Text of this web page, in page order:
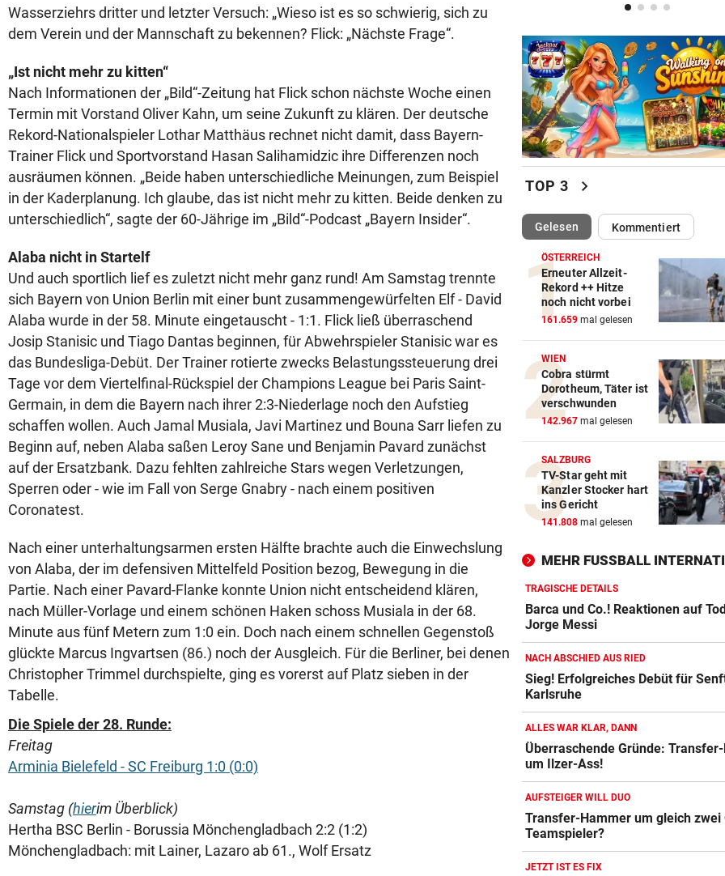
Wasserziehrs dritter und letzter Versuch: „Wieso ist es so schwierig, sich zu
dem Verein und der Mannschaft zu bekennen? Flick: „Nächste Frage“.
„Ist nicht mehr zu kitten“
Nach Informationen der „Bild“-Zeitung hat Flick schon nächste Woche einen
Termin mit Vorstand Oliver Kahn, um seine Zukunft zu klären. Der deutsche
Rekord-Nationalspieler Lothar Matthäus rechnet nicht damit, dass Bayern-
Trainer Flick und Sportvorstand Hasan Salihamidzic ihre Differenzen noch
ausräumen können. „Beide haben unterschiedliche Meinungen, zum Beispiel
in der Kaderplanung. Ich glaube, das ist nicht mehr zu kitten. Beide denken zu
unterschiedlich“, sagte der 60-Jährige im „Bild“-Podcast „Bayern Insider“.
Alaba nicht in Startelf
Und auch sportlich lief es zuletzt nicht mehr ganz rund! Am Samstag trennte
sich Bayern von Union Berlin mit einer bunt zusammengewürfelten Elf - David
Alaba wurde in der 58. Minute eingetauscht - 1:1. Flick ließ überraschend
Josip Stanisic und Tiago Dantas beginnen, für Abwehrspieler Stanisic war es
das Bundesliga-Debüt. Der Trainer rotierte zwecks Belastungssteuerung drei
Tage vor dem Viertelfinal-Rückspiel der Champions League bei Paris Saint-
Germain, in dem die Bayern nach ihrer 2:3-Niederlage noch den Aufstieg
schaffen wollen. Auch Jamal Musiala, Javi Martinez und Bouna Sarr liefen zu
Beginn auf, neben Alaba saßen Leroy Sane und Benjamin Pavard zunächst
auf der Ersatzbank. Dazu fehlten zahlreiche Stars wegen Verletzungen,
Sperren oder - wie im Fall von Serge Gnabry - nach einem positiven
Coronatest.
Nach einer unterhaltungsarmen ersten Hälfte brachte auch die Einwechslung
von Alaba, der im defensiven Mittelfeld Position bezog, Bewegung in die
Partie. Nach einer Pavard-Flanke konnte Union nicht entscheidend klären,
nach Müller-Vorlage und einem schönen Haken schoss Musiala in der 68.
Minute aus fünf Metern zum 1:0 ein. Doch nach einem schnellen Gegenstoß
glückte Marcus Ingvartsen (86.) noch der Ausgleich. Für die Berliner, bei denen
Christopher Trimmel durchspielte, ging es vorerst auf Platz sieben in der
Tabelle.
Die Spiele der 28. Runde:
Freitag
Arminia Bielefeld - SC Freiburg 1:0 (0:0)
Samstag (hierim Überblick)
Hertha BSC Berlin - Borussia Mönchengladbach 2:2 (1:2)
Mönchengladbach: mit Lainer, Lazaro ab 61., Wolf Ersatz
LIVE: Vienna Vikings treffen
Wroclav Panthers
TOP 3 chevron_right
Gelesen(ausgewählt)Kommentiert
ÖSTERREICH
Erneuter Allzeit-
Rekord ++ Hitze
noch nicht vorbei
161.659 mal gelesen
WIEN
Cobra stürmt
Dorotheum, Täter ist
verschwunden
142.967 mal gelesen
SALZBURG
TV-Star geht mit
Kanzler Stocker hart
ins Gericht
141.808 mal gelesen
MEHR FUSSBALL
TRAGISCHE DETAILS
Barca und Co.! Reaktionen auf
Jorge Messi
NACH ABSCHIED AUS RIED
Sieg! Erfolgreiches Debüt für
Karlsruhe
ALLES WAR KLAR, DANN
Überraschende Gründe:
um Ilzer-Ass!
AUFSTEIGER WILL DUO
Transfer-Hammer um gleich zwei
Teamspieler?
JETZT IST ES FIX